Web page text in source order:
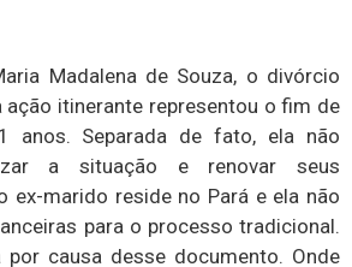
Madalena de Souza, o divórcio
ação itinerante representou o fim de
anos. Separada de fato, ela não
a situação e renovar seus
ex-marido reside no Pará e ela não
para o processo tradicional.
por causa desse documento. Onde